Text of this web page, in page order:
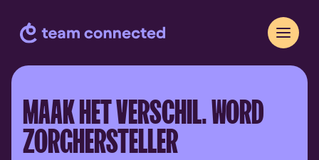
MAAK HET VERSCHIL.WORD
ZORGHERSTELLER